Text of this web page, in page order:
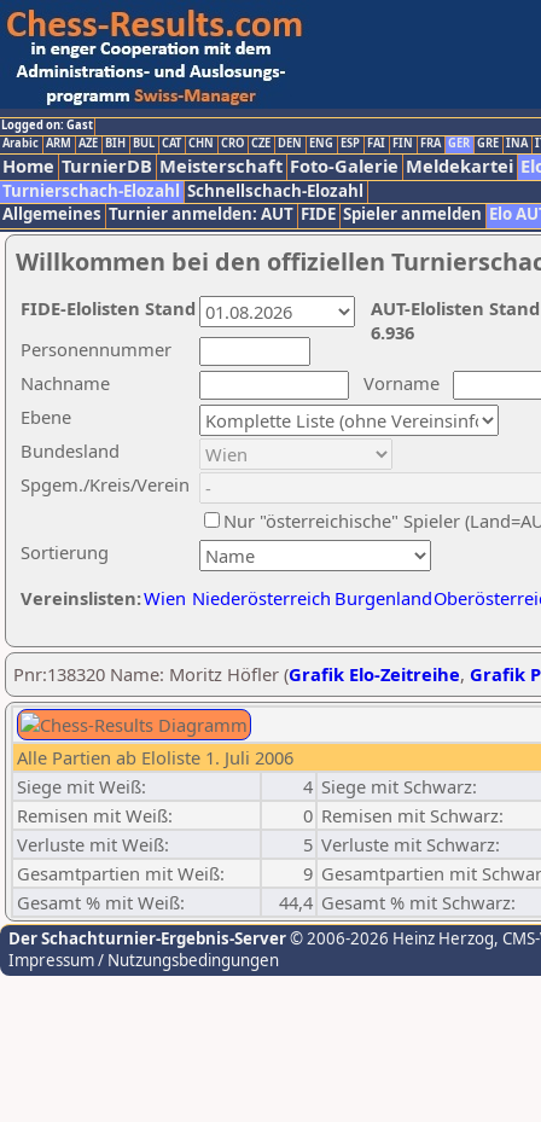
Logged on: Gast
Arabic ARM AZE BIH BUL CAT CHN CRO CZE DEN ENG ESP FAI FIN FRA GER GRE INA
Home TurnierDB Meisterschaft Foto-Galerie Meldekartei
Turnierschach-Elozahl Schnellschach-Elozahl
Allgemeines Turnier anmelden: AUT FIDE Spieler anmelden Elo
Willkommen bei den offiziellen
Nachname
Vorname
Ebene
Sortierung
Personennummer
Bundesland
Spgem./Kreis/Verein
Nur "österreichische" Spieler
Vereinslisten:Wien Niederösterreich Burgenland
AUT-Elolisten
6.936
FIDE-Elolisten Stand
Pnr:138320 Name: Moritz Höfler (Grafik Elo-Zeitreihe, Grafik
Alle Partien ab Eloliste 1. Juli 2006
Siege mit Weiß:
4 Siege mit Schwarz:
Remisen mit Weiß:
0 Remisen mit Schwarz:
Verluste mit Weiß:
5 Verluste mit Schwarz:
Gesamtpartien mit Weiß:
9 Gesamtpartien mit
Gesamt % mit Weiß:
44,4 Gesamt % mit Schwarz:
Der Schachturnier-Ergebnis-Server© 2006-2026 Heinz Herzog,
Impressum / Nutzungsbedingungen